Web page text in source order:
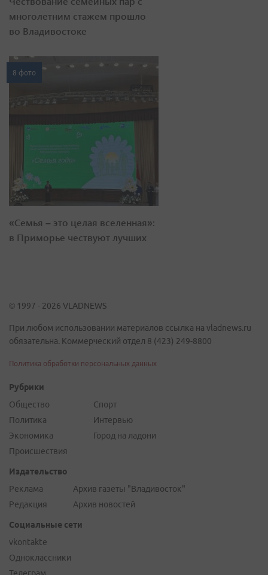
многолетним стажем прошло
во Владивостоке
8 фото
«Семья – это целая вселенная»:
в Приморье чествуют лучших
© 1997 - 2026 VLADNEWS
При любом использовании материалов ссылка на vladnews.ru
обязательна. Коммерческий отдел 8 (423) 249-8800
Политика обработки персональных данных
Рубрики
Общество
Политика
Экономика
Происшествия
Спорт
Интервью
Город на ладони
Издательство
Реклама
Редакция
Архив газеты "Владивосток"
Архив новостей
Социальные сети
vkontakte
Одноклассники